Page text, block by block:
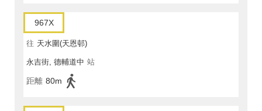
967X
往 天水圍(天恩邨)
永吉街, 德輔道中 站
距離 80m